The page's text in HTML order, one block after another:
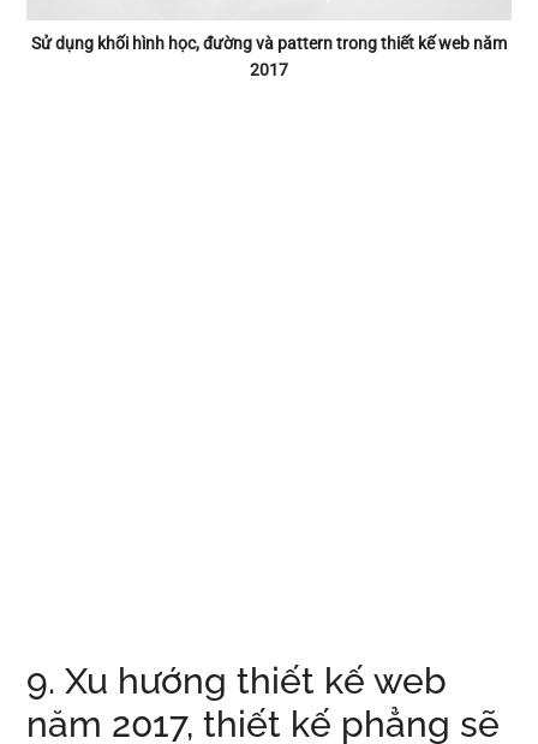
Sử dụng khối hình học, đường và pattern trong thiết kế web năm
2017
9. Xu hướng thiết kế web
năm 2017, thiết kế phẳng sẽ